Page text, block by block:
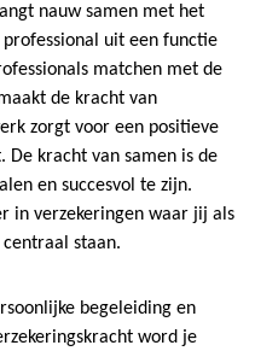
nauw samen met het
uit een functie
matchen met de
de kracht van
zorgt voor een positieve
De kracht van samen is de
en succesvol te zijn.
in verzekeringen waar jij als
staan.
begeleiding en
word je